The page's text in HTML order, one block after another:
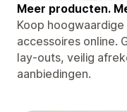
Meer producten.
Koop
accessoires online.
lay-outs, veilig
aanbiedingen.